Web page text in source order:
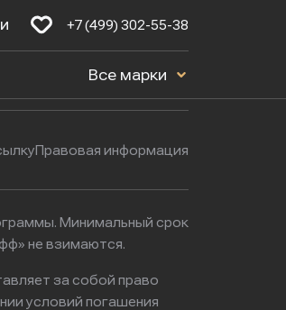
+7 (499) 302-55-38
Все марки
Выходные: с 9:00 до 22:00
Правовая информация
Минимальный срок
не взимаются.
за собой право
условий погашения